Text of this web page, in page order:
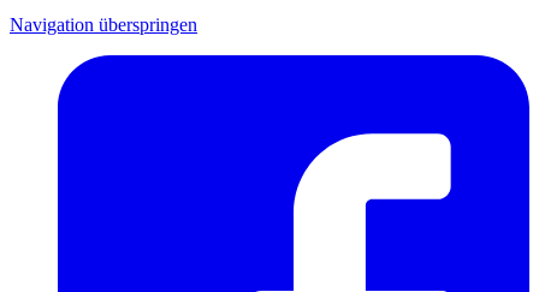
Navigation überspringen